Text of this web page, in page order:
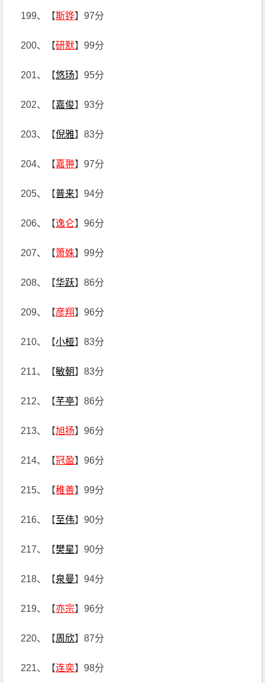
199、【斯铧】97分
200、【研默】99分
201、【悠玚】95分
202、【嘉俊】93分
203、【倪雅】83分
204、【嘉翀】97分
205、【普来】94分
206、【逸仑】96分
207、【箫姝】99分
208、【华跃】86分
209、【彦翔】96分
210、【小桠】83分
211、【敏朝】83分
212、【芊亭】86分
213、【旭扬】96分
214、【冠盈】96分
215、【稚善】99分
216、【至伟】90分
217、【樊星】90分
218、【泉曼】94分
219、【亦宗】96分
220、【周欣】87分
221、【连奕】98分